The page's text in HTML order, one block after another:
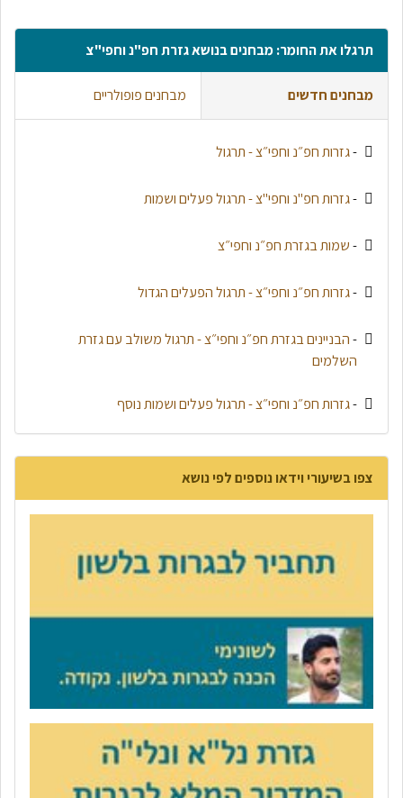
תרגלו את החומר: מבחנים בנושא גזרת חפ"נ וחפי"צ
מבחנים חדשים מבחנים פופולריים
-גזרות חפ״נ וחפי״צ - תרגול
-גזרות חפ"נ וחפי"צ - תרגול פעלים ושמות
-שמות בגזרת חפ״נ וחפי״צ
-גזרות חפ״נ וחפי״צ - תרגול הפעלים הגדול
-הבניינים בגזרת חפ״נ וחפי״צ - תרגול משולב עם גזרת
השלמים
-גזרות חפ״נ וחפי״צ - תרגול פעלים ושמות נוסף
צפו בשיעורי וידאו נוספים לפי נושא